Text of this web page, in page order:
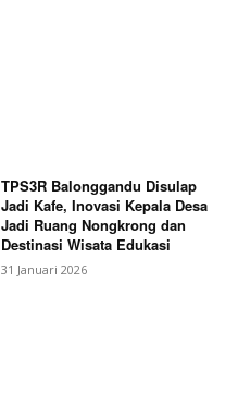
TPS3R Balonggandu Disulap
Jadi Kafe, Inovasi Kepala Desa
Jadi Ruang Nongkrong dan
Destinasi Wisata Edukasi
31 Januari 2026